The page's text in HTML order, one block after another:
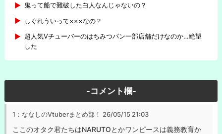
鬼って船で難破した白人なんじゃないの？
しぐれういって×××なの？
超人気Vチューバーのはちみつパン一部店舗だけなのか…絶望
した
-コメント欄-
1：ななしのVtuberまとめ部！ 26/05/15 21:03
ここのオタク君たちはNARUTOとかワンピースは義務教育か